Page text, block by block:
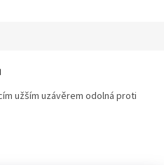
užším uzávěrem odolná proti